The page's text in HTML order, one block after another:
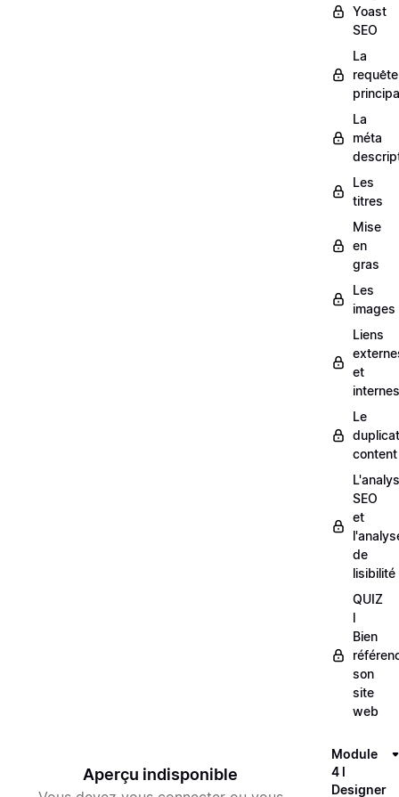
Aperçu indisponible
Yoast
SEO
La
requête
La
méta
Les
titres
Mise
en
gras
Les
images
Liens
et
internes
Le
content
SEO
et
de
lisibilité
QUIZ
l
Bien
son
site
web
Module
4 l
Designer